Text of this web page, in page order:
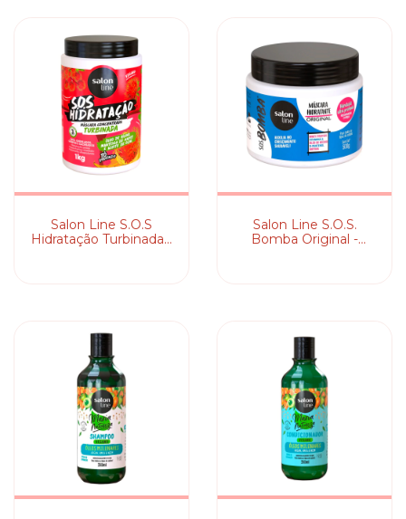
Salon Line S.O.S
Hidratação Turbinada -
Salon Line S.O.S.
Bomba Original -